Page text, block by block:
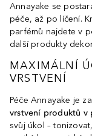
Annayake se
péče, až po líčení.
parfémů najdete v
další produkty
MAXIMÁLNÍ
VRSTVENÍ
Péče Annayake je
vrstvení produktů v
svůj úkol –